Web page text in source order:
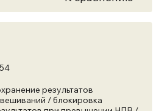
результатов
/ блокировка